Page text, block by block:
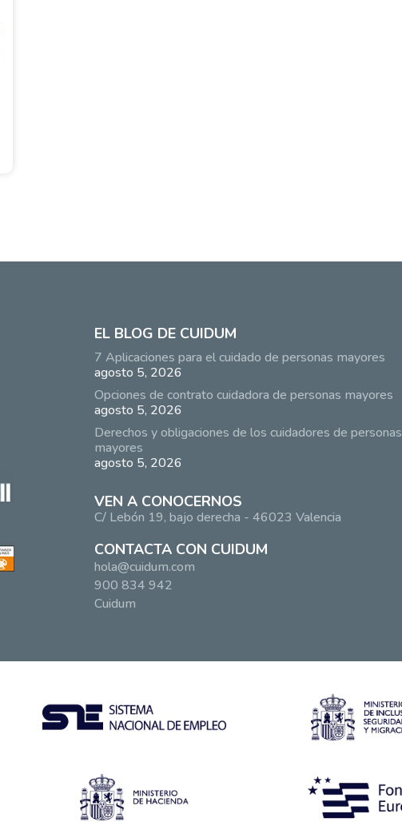
EL BLOG DE CUIDUM
7 Aplicaciones para el cuidado de personas mayores
agosto 5, 2026
Opciones de contrato cuidadora de personas mayores
agosto 5, 2026
Derechos y obligaciones de los cuidadores de personas
mayores
agosto 5, 2026
VEN A CONOCERNOS
C/ Lebón 19, bajo derecha - 46023 Valencia
CONTACTA CON CUIDUM
hola@cuidum.com
900 834 942
Cuidum